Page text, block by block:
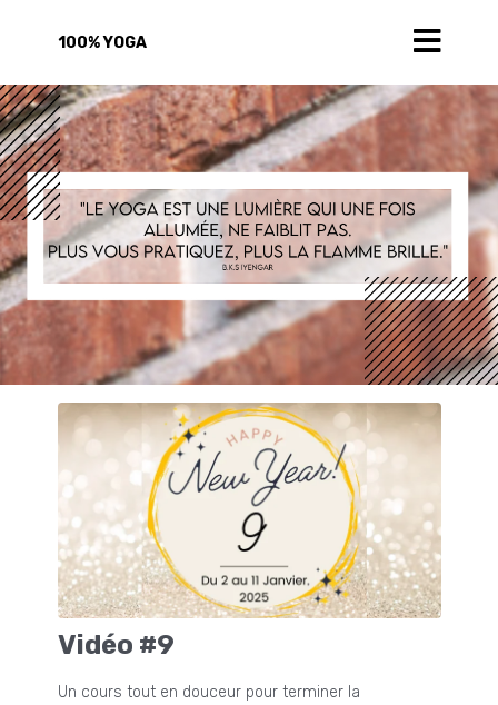
100% YOGA
Vidéo #9
Un cours tout en douceur pour terminer la